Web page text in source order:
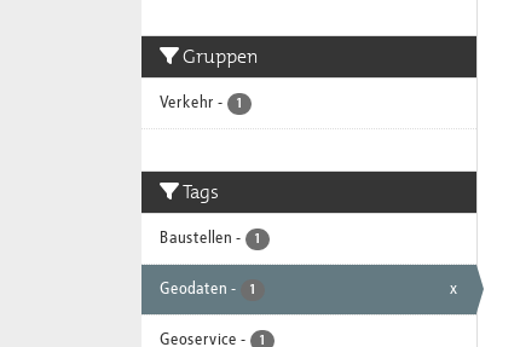
Gruppen
Verkehr - 1
Tags
Baustellen - 1
Geodaten - 1 x
Geoservice - 1